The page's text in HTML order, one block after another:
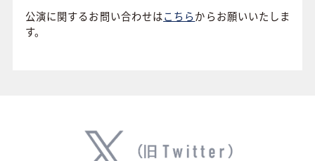
公演に関するお問い合わせはこちらからお願いいたしま
す。